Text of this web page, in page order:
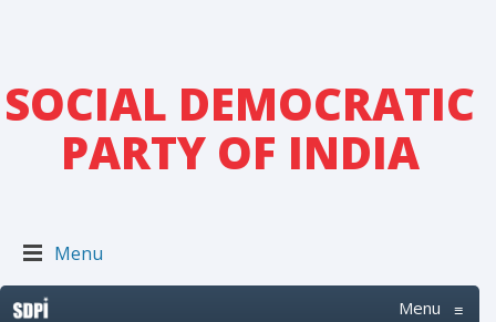
SOCIAL DEMOCRATIC
PARTY OF INDIA
Menu
Menu ≡